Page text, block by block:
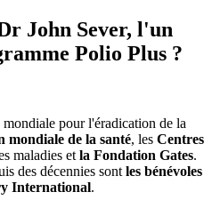
John Sever, l'un
Polio Plus ?
pour l'éradication de la
mondiale de la santé, les Centres
maladies et la Fondation Gates.
des décennies sont les bénévoles
International.